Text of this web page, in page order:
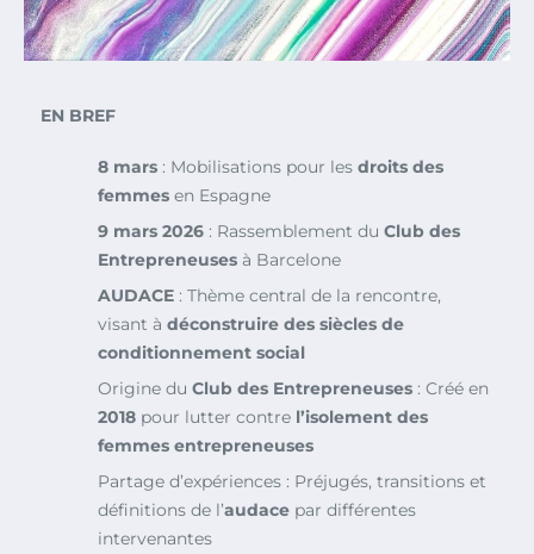
EN BREF
8 mars : Mobilisations pour les droits des
femmes en Espagne
9 mars 2026 : Rassemblement du Club des
Entrepreneuses à Barcelone
AUDACE : Thème central de la rencontre,
visant à déconstruire des siècles de
conditionnement social
Origine du Club des Entrepreneuses : Créé en
2018 pour lutter contre l’isolement des
femmes entrepreneuses
Partage d’expériences : Préjugés, transitions et
définitions de l’audace par différentes
intervenantes